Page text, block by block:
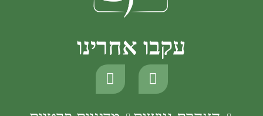
עקבו אחרינו